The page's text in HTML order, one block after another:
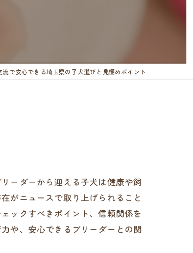
流で安心できる埼玉県の子犬選びと見極めポイント
ーダーから迎える子犬は健康や飼
がニュースで取り上げられること
ックすべきポイント、信頼関係を
や、安心できるブリーダーとの関